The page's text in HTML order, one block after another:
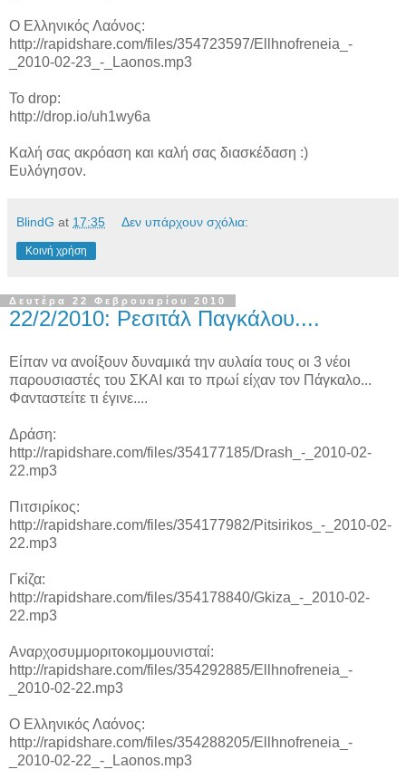
Ο Ελληνικός Λαόνος:
http://rapidshare.com/files/354723597/Ellhnofreneia_-
_2010-02-23_-_Laonos.mp3
To drop:
http://drop.io/uh1wy6a
Καλή σας ακρόαση και καλή σας διασκέδαση :)
Ευλόγησον.
BlindG at 17:35 Δεν υπάρχουν σχόλια:
Κοινή χρήση
Δευτέρα 22 Φεβρουαρίου 2010
22/2/2010: Ρεσιτάλ Παγκάλου....
Είπαν να ανοίξουν δυναμικά την αυλαία τους οι 3 νέοι
παρουσιαστές του ΣΚΑΙ και το πρωί είχαν τον Πάγκαλο...
Φανταστείτε τι έγινε....
Δράση:
http://rapidshare.com/files/354177185/Drash_-_2010-02-
22.mp3
Πιτσιρίκος:
http://rapidshare.com/files/354177982/Pitsirikos_-_2010-02-
22.mp3
Γκίζα:
http://rapidshare.com/files/354178840/Gkiza_-_2010-02-
22.mp3
Αναρχοσυμμοριτοκομμουνισταί:
http://rapidshare.com/files/354292885/Ellhnofreneia_-
_2010-02-22.mp3
Ο Ελληνικός Λαόνος:
http://rapidshare.com/files/354288205/Ellhnofreneia_-
_2010-02-22_-_Laonos.mp3